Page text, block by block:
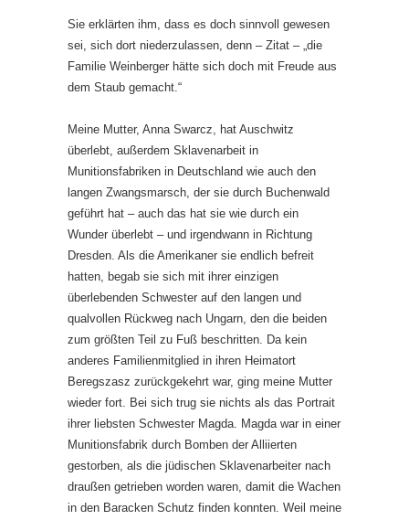
Sie erklärten ihm, dass es doch sinnvoll gewesen
sei, sich dort niederzulassen, denn – Zitat – „die
Familie Weinberger hätte sich doch mit Freude aus
dem Staub gemacht.“
Meine Mutter, Anna Swarcz, hat Auschwitz
überlebt, außerdem Sklavenarbeit in
Munitionsfabriken in Deutschland wie auch den
langen Zwangsmarsch, der sie durch Buchenwald
geführt hat – auch das hat sie wie durch ein
Wunder überlebt – und irgendwann in Richtung
Dresden. Als die Amerikaner sie endlich befreit
hatten, begab sie sich mit ihrer einzigen
überlebenden Schwester auf den langen und
qualvollen Rückweg nach Ungarn, den die beiden
zum größten Teil zu Fuß beschritten. Da kein
anderes Familienmitglied in ihren Heimatort
Beregszasz zurückgekehrt war, ging meine Mutter
wieder fort. Bei sich trug sie nichts als das Portrait
ihrer liebsten Schwester Magda. Magda war in einer
Munitionsfabrik durch Bomben der Alliierten
gestorben, als die jüdischen Sklavenarbeiter nach
draußen getrieben worden waren, damit die Wachen
in den Baracken Schutz finden konnten. Weil meine